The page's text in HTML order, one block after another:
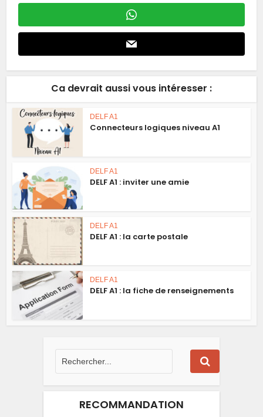
Ca devrait aussi vous intéresser :
DELF A1
Connecteurs logiques niveau A1
DELF A1
DELF A1 : inviter une amie
DELF A1
DELF A1 : la carte postale
DELF A1
DELF A1 : la fiche de renseignements
RECOMMANDATION